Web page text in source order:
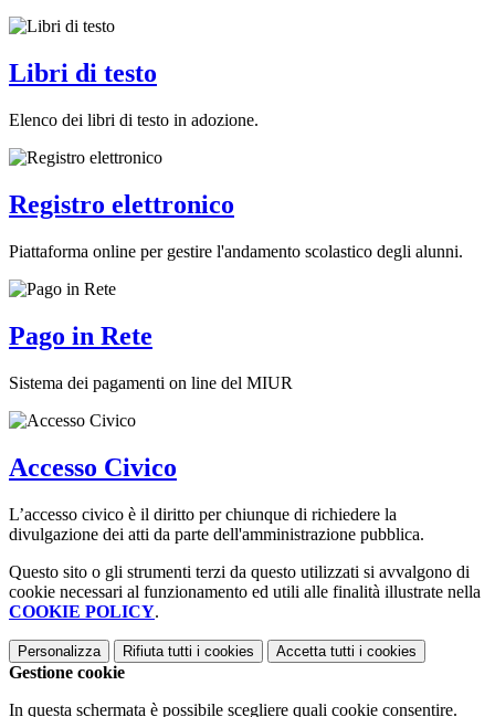
Libri di testo
Elenco dei libri di testo in adozione.
Registro elettronico
Piattaforma online per gestire l'andamento scolastico degli alunni.
Pago in Rete
Sistema dei pagamenti on line del MIUR
Accesso Civico
L’accesso civico è il diritto per chiunque di richiedere la
divulgazione dei atti da parte dell'amministrazione pubblica.
Questo sito o gli strumenti terzi da questo utilizzati si avvalgono di
cookie necessari al funzionamento ed utili alle finalità illustrate nella
COOKIE POLICY.
Personalizza Rifiuta tutti i cookies Accetta tutti i cookies
Gestione cookie
In questa schermata è possibile scegliere quali cookie consentire.